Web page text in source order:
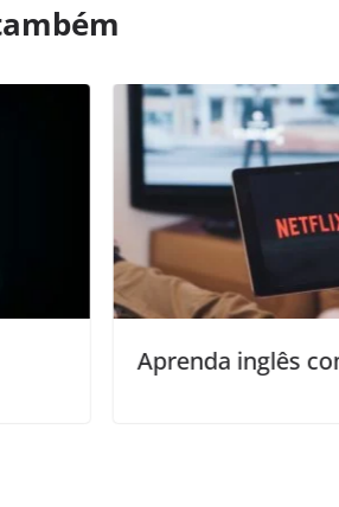
inglês com Netflix